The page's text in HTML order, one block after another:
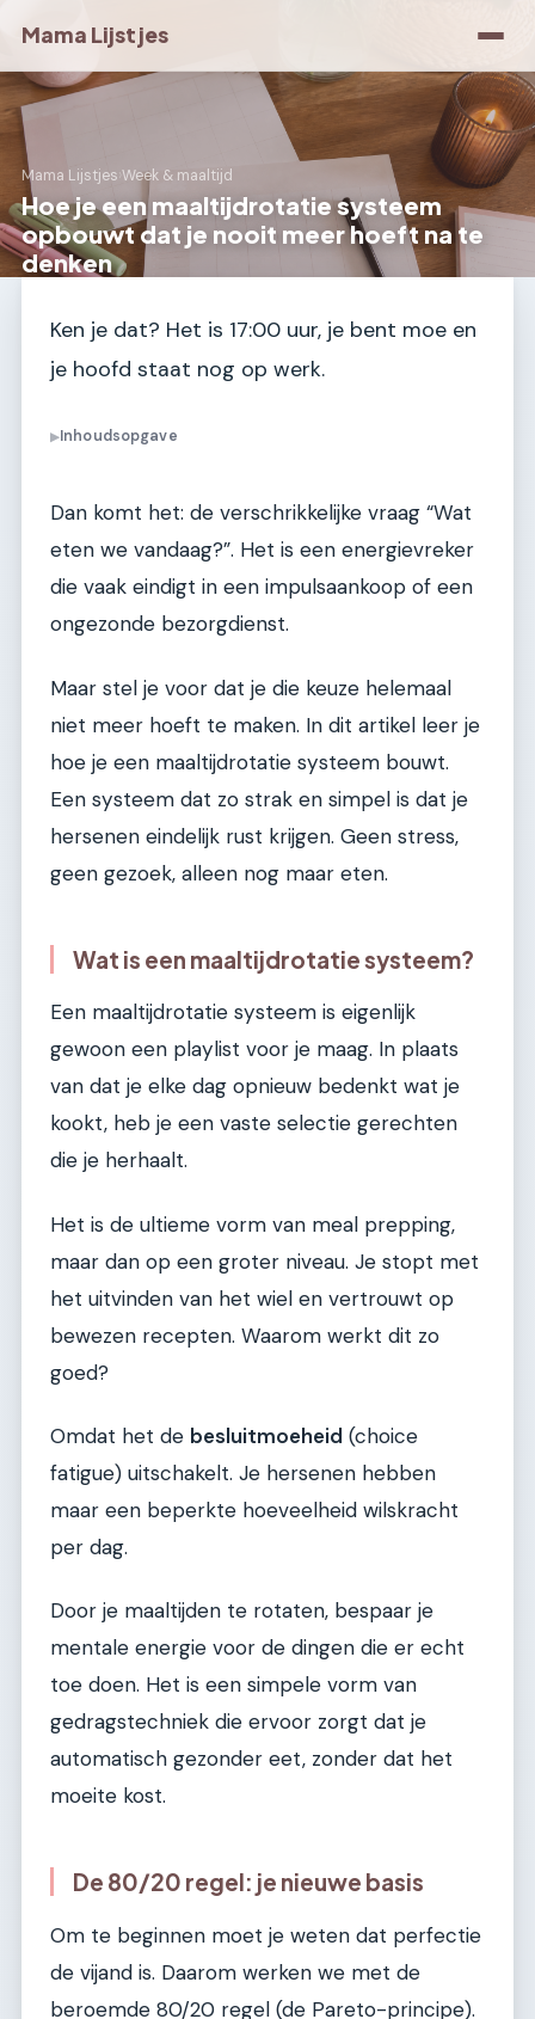
Mama Lijstjes
Mama Lijstjes Week & maaltijd
Hoe je een maaltijdrotatie systeem
opbouwt dat je nooit meer hoeft na te
denken
Ken je dat? Het is 17:00 uur, je bent moe en
je hoofd staat nog op werk.
▶Inhoudsopgave
Dan komt het: de verschrikkelijke vraag “Wat
eten we vandaag?”. Het is een energievreker
die vaak eindigt in een impulsaankoop of een
ongezonde bezorgdienst.
Maar stel je voor dat je die keuze helemaal
niet meer hoeft te maken. In dit artikel leer je
hoe je een maaltijdrotatie systeem bouwt.
Een systeem dat zo strak en simpel is dat je
hersenen eindelijk rust krijgen. Geen stress,
geen gezoek, alleen nog maar eten.
Wat is een maaltijdrotatie systeem?
Een maaltijdrotatie systeem is eigenlijk
gewoon een playlist voor je maag. In plaats
van dat je elke dag opnieuw bedenkt wat je
kookt, heb je een vaste selectie gerechten
die je herhaalt.
Het is de ultieme vorm van meal prepping,
maar dan op een groter niveau. Je stopt met
het uitvinden van het wiel en vertrouwt op
bewezen recepten. Waarom werkt dit zo
goed?
Omdat het de besluitmoeheid (choice
fatigue) uitschakelt. Je hersenen hebben
maar een beperkte hoeveelheid wilskracht
per dag.
Door je maaltijden te rotaten, bespaar je
mentale energie voor de dingen die er echt
toe doen. Het is een simpele vorm van
gedragstechniek die ervoor zorgt dat je
automatisch gezonder eet, zonder dat het
moeite kost.
De 80/20 regel: je nieuwe basis
Om te beginnen moet je weten dat perfectie
de vijand is. Daarom werken we met de
beroemde 80/20 regel (de Pareto-principe).